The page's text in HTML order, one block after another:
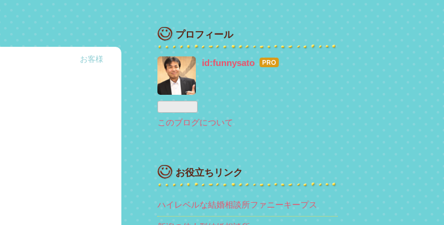
お客様
プロフィール
id:funnysato はて
このブログについて
お役立ちリンク
ハイレベルな結婚相談所ファニーキープス